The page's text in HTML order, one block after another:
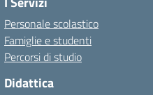
Personale scolastico
Famiglie e studenti
Percorsi di studio
Didattica